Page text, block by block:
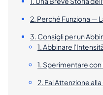
2. Perché Funziona —
3. Consigli per un
1. Abbinare
1. Sperimentare
2. Fai Attenzione